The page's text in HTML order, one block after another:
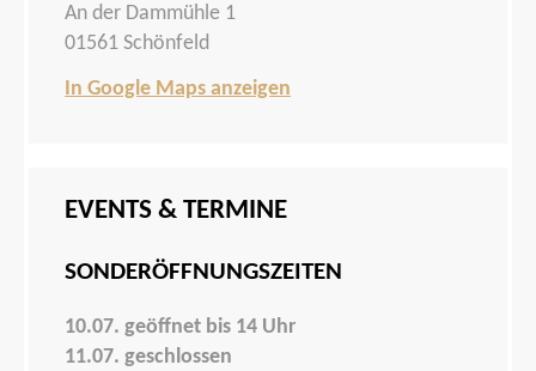
An der Dammühle 1
01561 Schönfeld
In Google Maps anzeigen
EVENTS & TERMINE
SONDERÖFFNUNGSZEITEN
10.07. geöffnet bis 14 Uhr
11.07. geschlossen